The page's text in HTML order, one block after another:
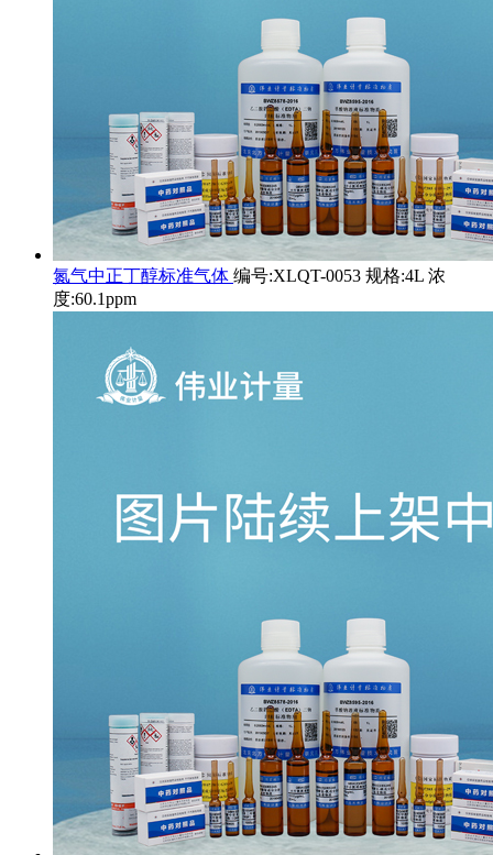
氮气中正丁醇标准气体 编号:XLQT-0053 规格:4L 浓
度:60.1ppm